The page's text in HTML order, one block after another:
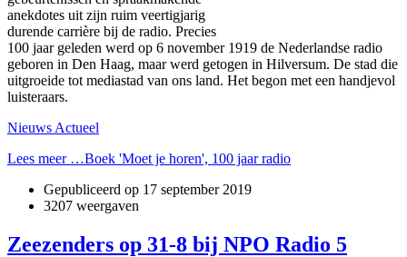
anekdotes uit zijn ruim veertigjarig
durende carrière bij de radio. Precies
100 jaar geleden werd op 6 november 1919 de Nederlandse radio
geboren in Den Haag, maar werd getogen in Hilversum. De stad die
uitgroeide tot mediastad van ons land. Het begon met een handjevol
luisteraars.
Nieuws Actueel
Lees meer …Boek 'Moet je horen', 100 jaar radio
Gepubliceerd op 17 september 2019
3207 weergaven
Zeezenders op 31-8 bij NPO Radio 5